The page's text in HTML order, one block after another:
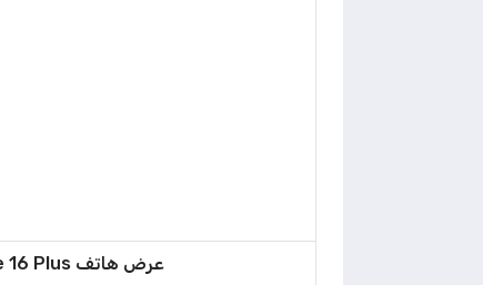
عرض هاتف Apple iPhone 16 Plus